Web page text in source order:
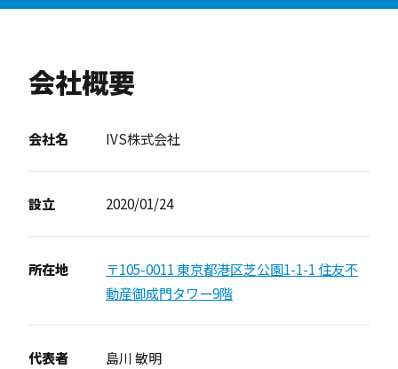
会社概要
会社名 IVS株式会社
設立 2020/01/24
所在地
〒105-0011 東京都港区芝公園1-1-1 住友不
動産御成門タワー9階
代表者 島川 敏明